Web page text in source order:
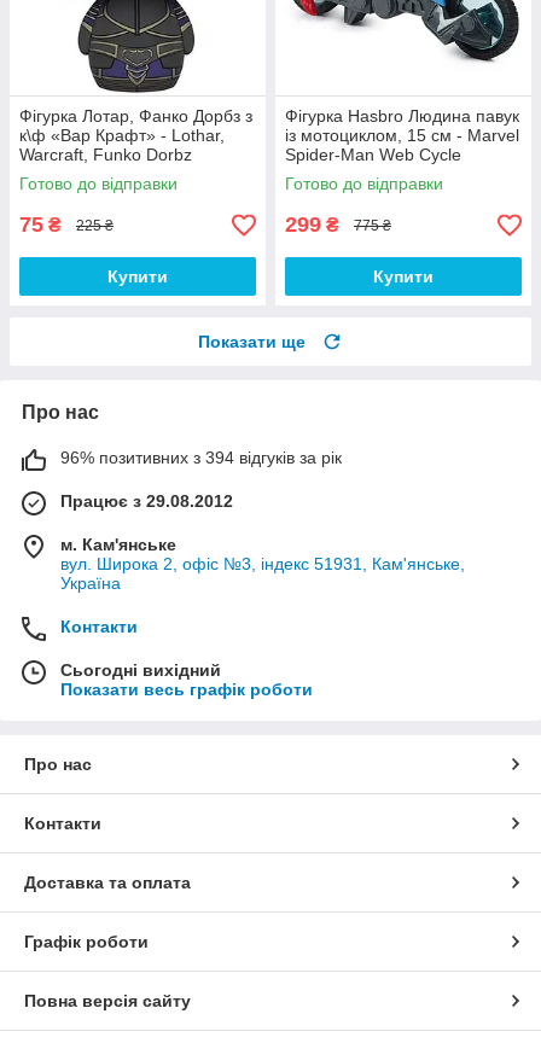
Фігурка Лотар, Фанко Дорбз з
к\ф «Вар Крафт» - Lothar,
Warcraft, Funko Dorbz
Готово до відправки
75 ₴ 225 ₴
Купити
Фігурка Hasbro Людина павук
із мотоциклом, 15 см - Marvel
Spider-Man Web Cycle
Готово до відправки
299 ₴ 775 ₴
Купити
Показати ще
Про нас
96% позитивних з 394 відгуків за рік
Працює з 29.08.2012
м. Кам'янське
вул. Широка 2, офіс №3, індекс 51931, Кам'янське,
Україна
Контакти
Сьогодні вихідний
Показати весь графік роботи
Про нас
Контакти
Доставка та оплата
Графік роботи
Повна версія сайту